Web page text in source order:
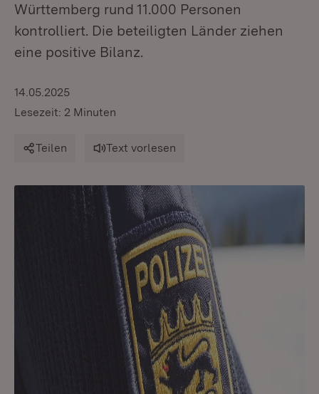
Württemberg rund 11.000 Personen
kontrolliert. Die beteiligten Länder ziehen
eine positive Bilanz.
14.05.2025
Lesezeit: 2 Minuten
Teilen Text vorlesen